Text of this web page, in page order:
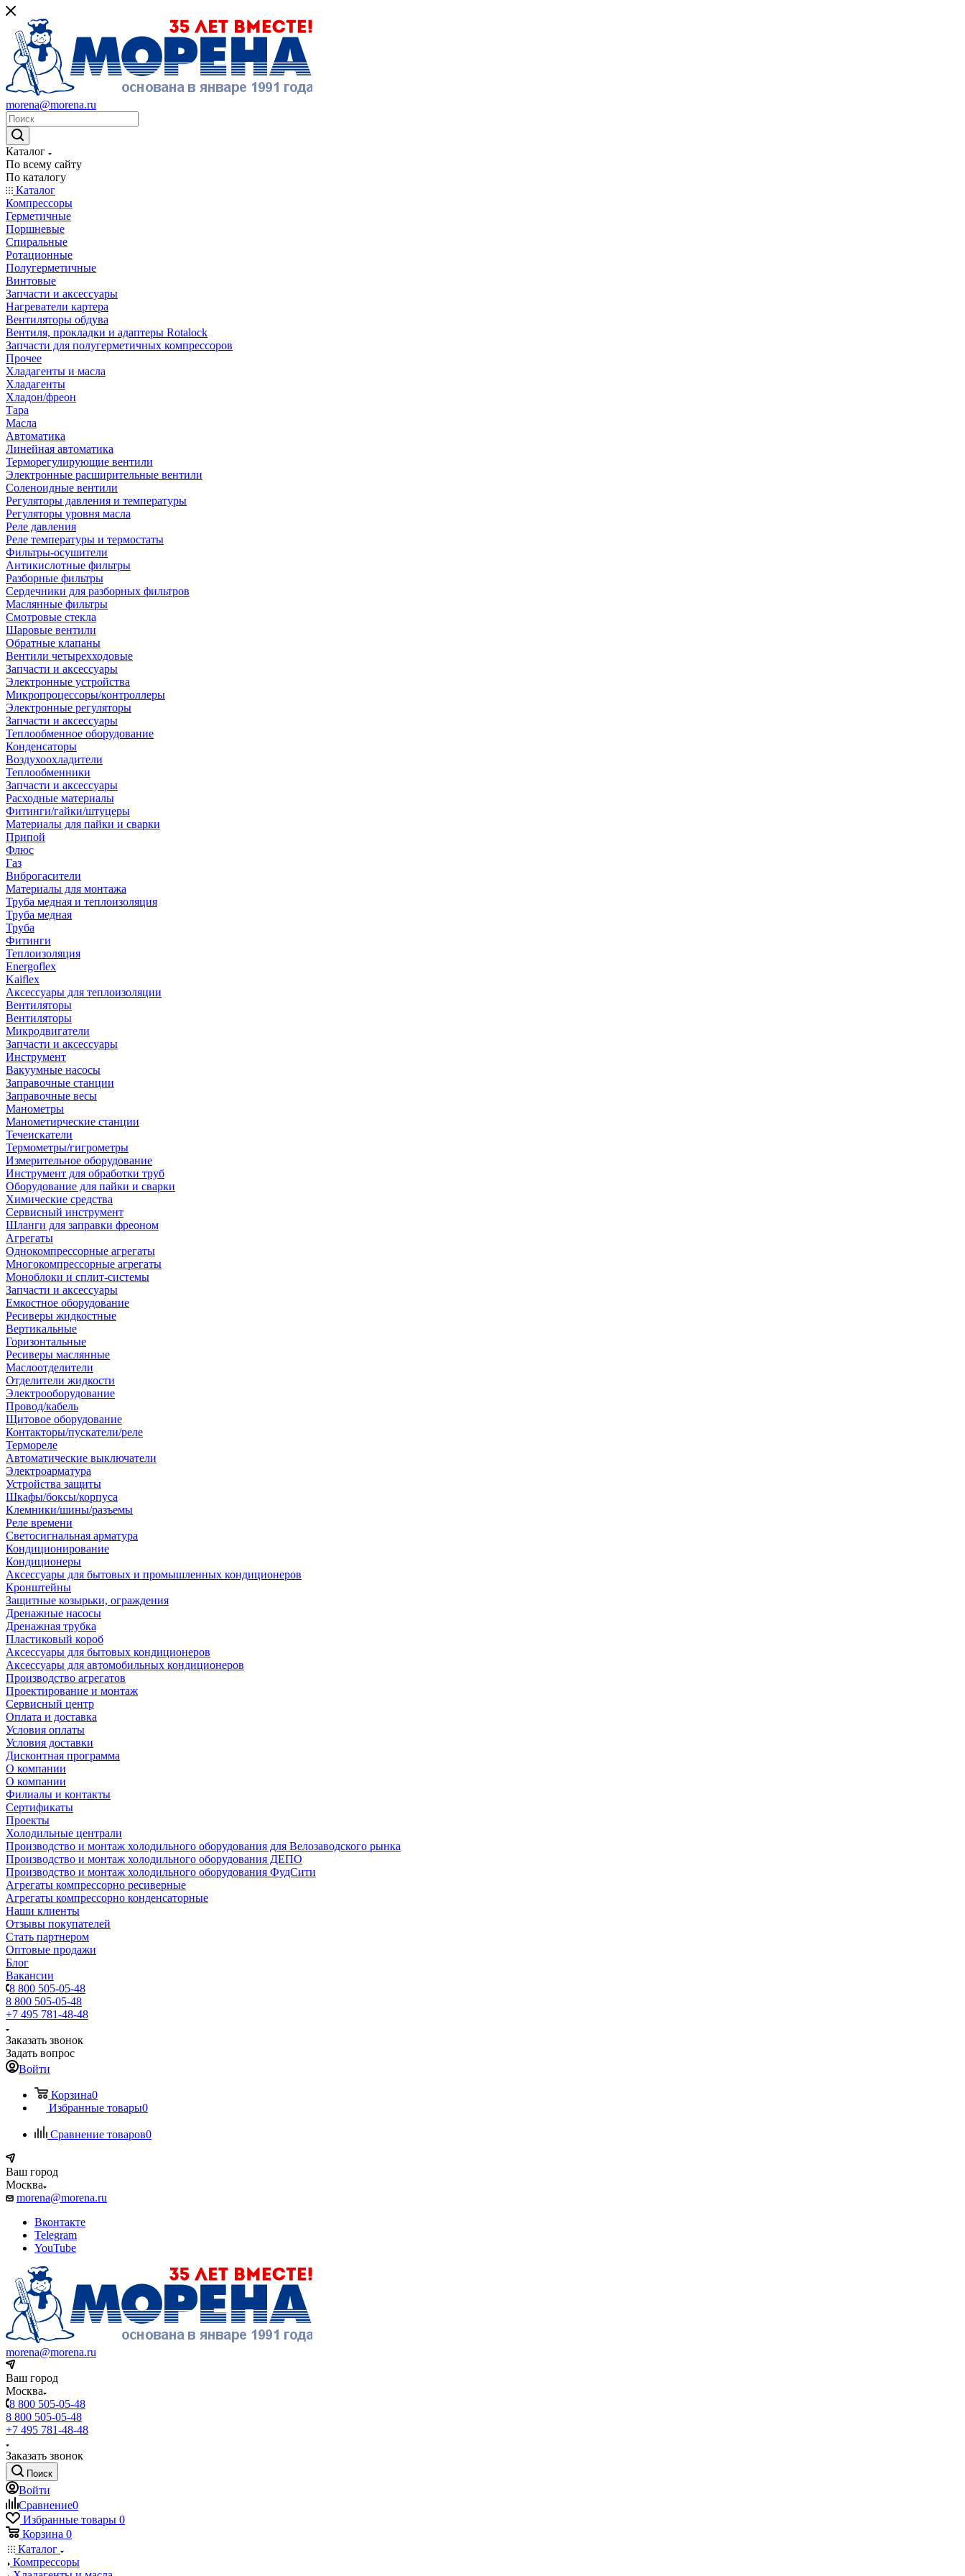
morena@morena.ru
Каталог
По всему сайту
По каталогу
Каталог
Компрессоры
Герметичные
Поршневые
Спиральные
Ротационные
Полугерметичные
Винтовые
Запчасти и аксессуары
Нагреватели картера
Вентиляторы обдува
Вентиля, прокладки и адаптеры Rotalock
Запчасти для полугерметичных компрессоров
Прочее
Хладагенты и масла
Хладагенты
Хладон/фреон
Тара
Масла
Автоматика
Линейная автоматика
Терморегулирующие вентили
Электронные расширительные вентили
Соленоидные вентили
Регуляторы давления и температуры
Регуляторы уровня масла
Реле давления
Реле температуры и термостаты
Фильтры-осушители
Антикислотные фильтры
Разборные фильтры
Сердечники для разборных фильтров
Маслянные фильтры
Смотровые стекла
Шаровые вентили
Обратные клапаны
Вентили четырехходовые
Запчасти и аксессуары
Электронные устройства
Микропроцессоры/контроллеры
Электронные регуляторы
Запчасти и аксессуары
Теплообменное оборудование
Конденсаторы
Воздухоохладители
Теплообменники
Запчасти и аксессуары
Расходные материалы
Фитинги/гайки/штуцеры
Материалы для пайки и сварки
Припой
Флюс
Газ
Виброгасители
Материалы для монтажа
Труба медная и теплоизоляция
Труба медная
Труба
Фитинги
Теплоизоляция
Energoflex
Kaiflex
Аксессуары для теплоизоляции
Вентиляторы
Вентиляторы
Микродвигатели
Запчасти и аксессуары
Инструмент
Вакуумные насосы
Заправочные станции
Заправочные весы
Манометры
Манометирческие станции
Течеискатели
Термометры/гигрометры
Измерительное оборудование
Инструмент для обработки труб
Оборудование для пайки и сварки
Химические средства
Сервисный инструмент
Шланги для заправки фреоном
Агрегаты
Однокомпрессорные агрегаты
Многокомпрессорные агрегаты
Моноблоки и сплит-системы
Запчасти и аксессуары
Емкостное оборудование
Ресиверы жидкостные
Вертикальные
Горизонтальные
Ресиверы маслянные
Маслоотделители
Отделители жидкости
Электрооборудование
Провод/кабель
Щитовое оборудование
Контакторы/пускатели/реле
Термореле
Автоматические выключатели
Электроарматура
Устройства защиты
Шкафы/боксы/корпуса
Клемники/шины/разъемы
Реле времени
Светосигнальная арматура
Кондиционирование
Кондиционеры
Аксессуары для бытовых и промышленных кондиционеров
Кронштейны
Защитные козырьки, ограждения
Дренажные насосы
Дренажная трубка
Пластиковый короб
Аксессуары для бытовых кондиционеров
Аксессуары для автомобильных кондиционеров
Производство агрегатов
Проектирование и монтаж
Сервисный центр
Оплата и доставка
Условия оплаты
Условия доставки
Дисконтная программа
О компании
О компании
Филиалы и контакты
Сертификаты
Проекты
Холодильные централи
Производство и монтаж холодильного оборудования для Велозаводского рынка
Производство и монтаж холодильного оборудования ДЕПО
Производство и монтаж холодильного оборудования ФудСити
Агрегаты компрессорно ресиверные
Агрегаты компрессорно конденсаторные
Наши клиенты
Отзывы покупателей
Стать партнером
Оптовые продажи
Блог
Вакансии
8 800 505-05-48
8 800 505-05-48
+7 495 781-48-48
Заказать звонок
Задать вопрос
Войти
Корзина0
Избранные товары0
Сравнение товаров0
Ваш город
Москва
morena@morena.ru
Вконтакте
Telegram
YouTube
morena@morena.ru
Ваш город
Москва
8 800 505-05-48
8 800 505-05-48
+7 495 781-48-48
Заказать звонок
Поиск
Войти
Сравнение0
Избранные товары 0
Корзина 0
Каталог
Компрессоры